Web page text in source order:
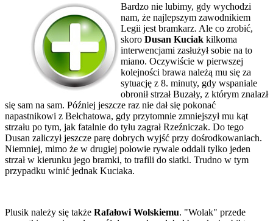
Bardzo nie lubimy, gdy wychodzi
nam, że najlepszym zawodnikiem
Legii jest bramkarz. Ale co zrobić,
skoro Dusan Kuciak kilkoma
interwencjami zasłużył sobie na to
miano. Oczywiście w pierwszej
kolejności brawa należą mu się za
sytuację z 8. minuty, gdy wspaniale
obronił strzał Buzały, z którym znalazł
się sam na sam. Później jeszcze raz nie dał się pokonać
napastnikowi z Bełchatowa, gdy przytomnie zmniejszył mu kąt
strzału po tym, jak fatalnie do tyłu zagrał Rzeźniczak. Do tego
Dusan zaliczył jeszcze parę dobrych wyjść przy dośrodkowaniach.
Niemniej, mimo że w drugiej połowie rywale oddali tylko jeden
strzał w kierunku jego bramki, to trafili do siatki. Trudno w tym
przypadku winić jednak Kuciaka.
Plusik należy się także Rafałowi Wolskiemu. "Wolak" przede